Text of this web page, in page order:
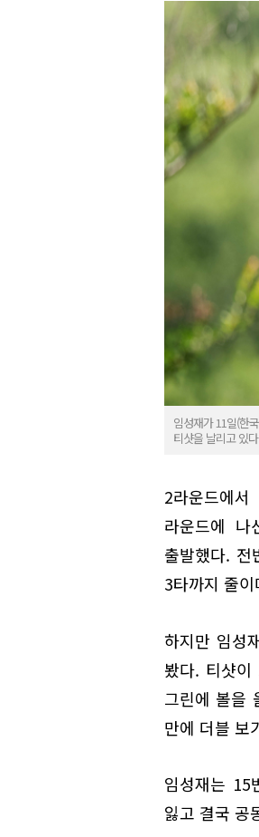
임성재가 11일(한
티샷을 날리고 있
2라운드에
라운드에
출발했다.
3타까지 줄
하지만 임성
봤다. 티샷
그린에 볼을
만에 더블 보
임성재는 15
잃고 결국 공